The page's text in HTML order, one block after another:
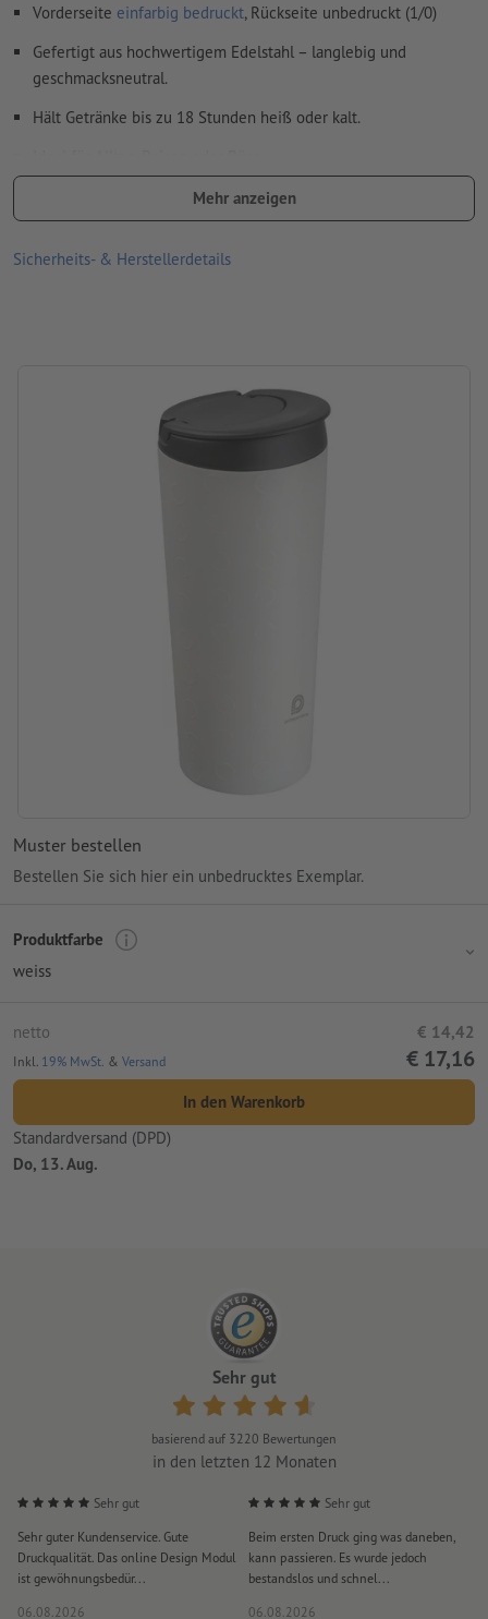
Rechtschreib- und Satzfehler
werden von uns nicht geprüft
Wie lege ich Druckdaten richtig an?
Vorderseite einfarbig bedruckt, Rückseite unbedruckt (1/0)
Gefertigt aus hochwertigem Edelstahl – langlebig und
geschmacksneutral.
Hält Getränke bis zu 18 Stunden heiß oder kalt.
Bitte beachten Sie, dass die dargestellten Farben oder die
Veredelung auf dem Bildschirm aufgrund der Lichtverhältnisse
oder der Monitoreinstellung von den tatsächlichen
Verarbeitung: Lasergravur
Gravurstand: unterer Bereich
Mehr anzeigen
Sicherheits- & Herstellerdetails
Muster bestellen
Bestellen Sie sich hier ein unbedrucktes Exemplar.
Produktfarbe
weiss
netto € 14,42
Inkl. 19% MwSt. & Versand € 17,16
In den Warenkorb
Standardversand (DPD)
Do, 13. Aug.
Sehr gut
basierend auf 3220 Bewertungen
in den letzten 12 Monaten
Sehr gut
Sehr guter Kundenservice. Gute
Druckqualität. Das online Design Modul
ist gewöhnungsbedür...
06.08.2026
Sehr gut
Beim ersten Druck ging was daneben,
kann passieren. Es wurde jedoch
bestandslos und schnel...
06.08.2026